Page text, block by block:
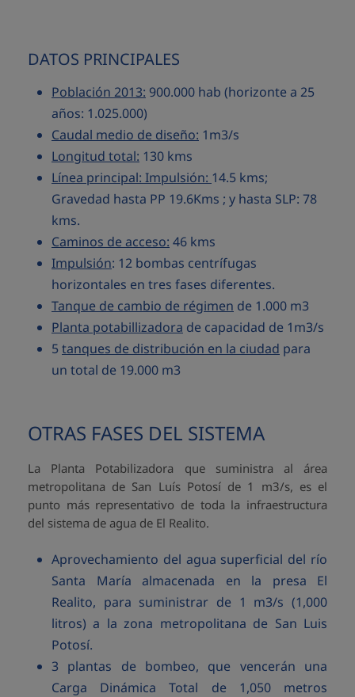
DATOS PRINCIPALES
Población 2013: 900.000 hab (horizonte a 25
años: 1.025.000)
Caudal medio de diseño: 1m3/s
Longitud total: 130 kms
Línea principal: Impulsión: 14.5 kms;
Gravedad hasta PP 19.6Kms ; y hasta SLP: 78
kms.
Caminos de acceso: 46 kms
Impulsión: 12 bombas centrífugas
horizontales en tres fases diferentes.
Tanque de cambio de régimen de 1.000 m3
Planta potabillizadora de capacidad de 1m3/s
5 tanques de distribución en la ciudad para
un total de 19.000 m3
OTRAS FASES DEL SISTEMA
La Planta Potabilizadora que suministra al área
metropolitana de San Luís Potosí de 1 m3/s, es el
punto más representativo de toda la infraestructura
del sistema de agua de El Realito.
Aprovechamiento del agua superficial del río
Santa María almacenada en la presa El
Realito, para suministrar de 1 m3/s (1,000
litros) a la zona metropolitana de San Luis
Potosí.
3 plantas de bombeo, que vencerán una
Carga Dinámica Total de 1,050 metros